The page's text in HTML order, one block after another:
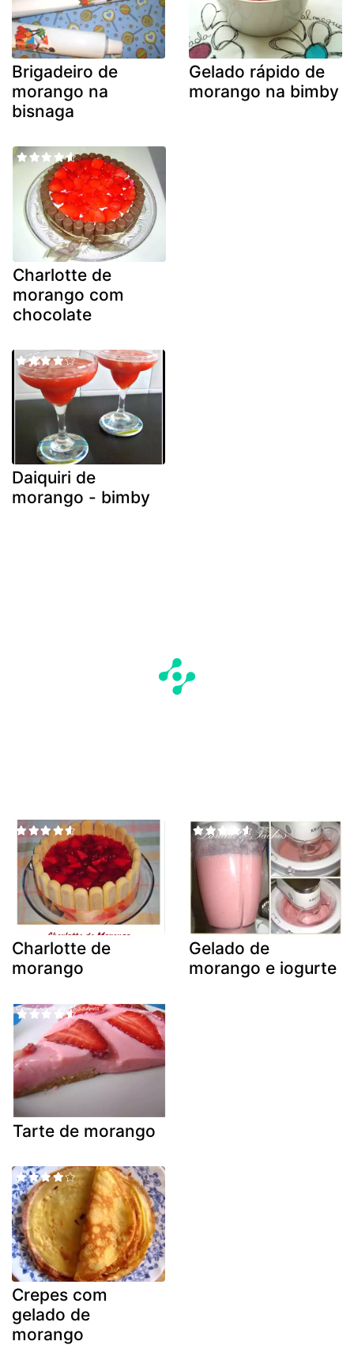
Brigadeiro de
morango na
bisnaga
Gelado rápido de
morango na bimby
Charlotte de
morango com
chocolate
Daiquiri de
morango - bimby
Charlotte de
morango
Gelado de
morango e iogurte
Tarte de morango
Crepes com
gelado de
morango